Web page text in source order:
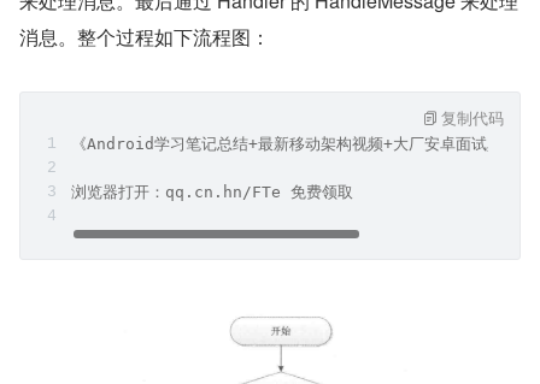
消息。整个过程如下流程图：
《Android学习笔记总结+最新移动架构视频+大厂安卓面试真题+
浏览器打开：qq.cn.hn/FTe 免费领取
复制代码